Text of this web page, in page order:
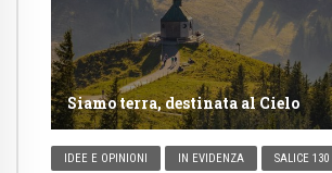
Siamo terra, destinata al Cielo
IDEE E OPINIONI IN EVIDENZA SALICE 130